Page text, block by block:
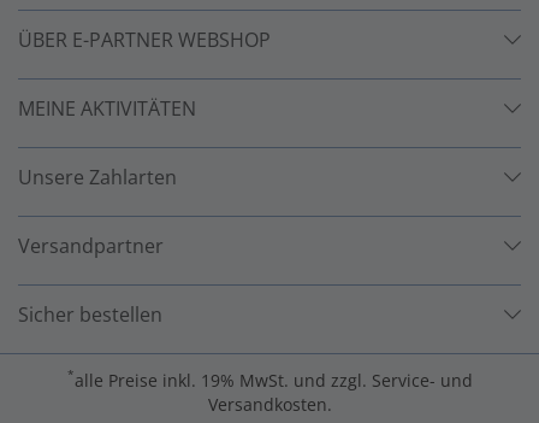
ÜBER E-PARTNER WEBSHOP
MEINE AKTIVITÄTEN
Unsere Zahlarten
Versandpartner
Sicher bestellen
*alle Preise inkl. 19% MwSt. und zzgl. Service- und
Versandkosten.